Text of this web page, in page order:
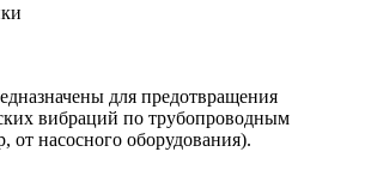
для предотвращения
вибраций по трубопроводным
от насосного оборудования).